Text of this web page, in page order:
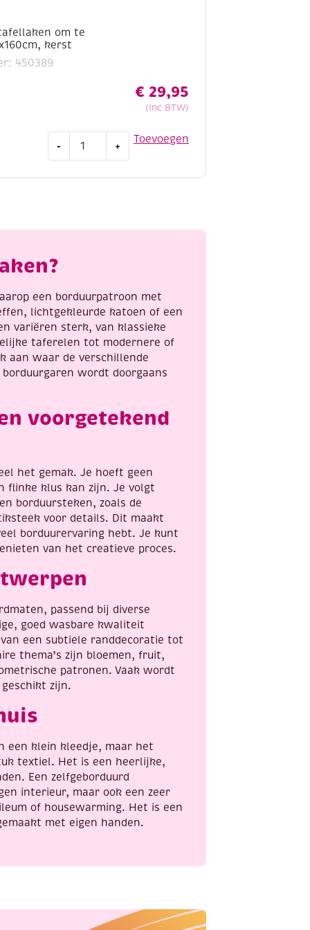
om te
kerst
450389
€ 29,95
(Inc BTW)
Toevoegen
-
tafellaken
aantal
+
een borduurpatroon met
lichtgekleurde katoen of een
variëren sterk, van klassieke
taferelen tot modernere of
aan waar de verschillende
wordt doorgaans
voorgetekend
het gemak. Je hoeft geen
flinke klus kan zijn. Je volgt
borduursteken, zoals de
voor details. Dit maakt
borduurervaring hebt. Je kunt
van het creatieve proces.
passend bij diverse
goed wasbare kwaliteit
een subtiele randdecoratie tot
thema’s zijn bloemen, fruit,
patronen. Vaak wordt
zijn.
een klein kleedje, maar het
textiel. Het is een heerlijke,
Een zelfgeborduurd
interieur, maar ook een zeer
of housewarming. Het is een
met eigen handen.